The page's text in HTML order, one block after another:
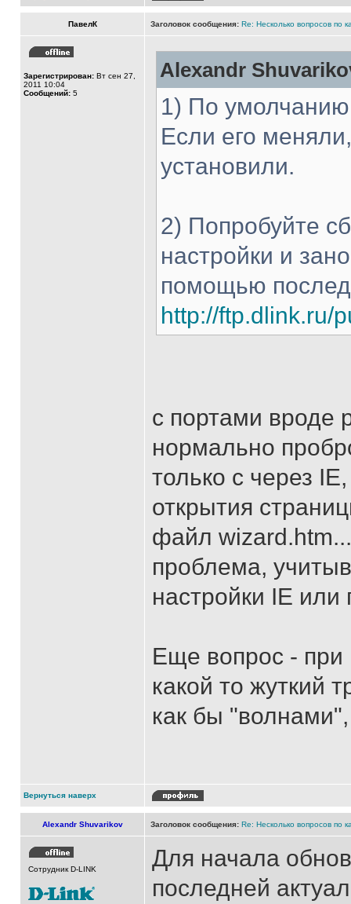
ПавелК Заголовок сообщения: Re: Несколько вопросов по
Зарегистрирован: Вт сен 27,
2011 10:04
Сообщений: 5
Alexandr
1) По умолчанию
Если его
установили.
2) Попробуйте
настройки и
помощью
http://ftp.dlink.ru/
с портами вроде
нормально
только с через
открытия
файл
проблема,
настройки IE
Еще вопрос - при
какой то жуткий
как бы
Вернуться наверх
Alexandr Shuvarikov Заголовок сообщения: Re: Несколько вопросов по
Сотрудник D-LINK
Для начала
последней